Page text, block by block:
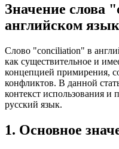
Значение слова
английском
Слово "conciliation" в
как существительное и
концепцией примирения,
конфликтов. В данной
контекст использования
русский язык.
1. Основное